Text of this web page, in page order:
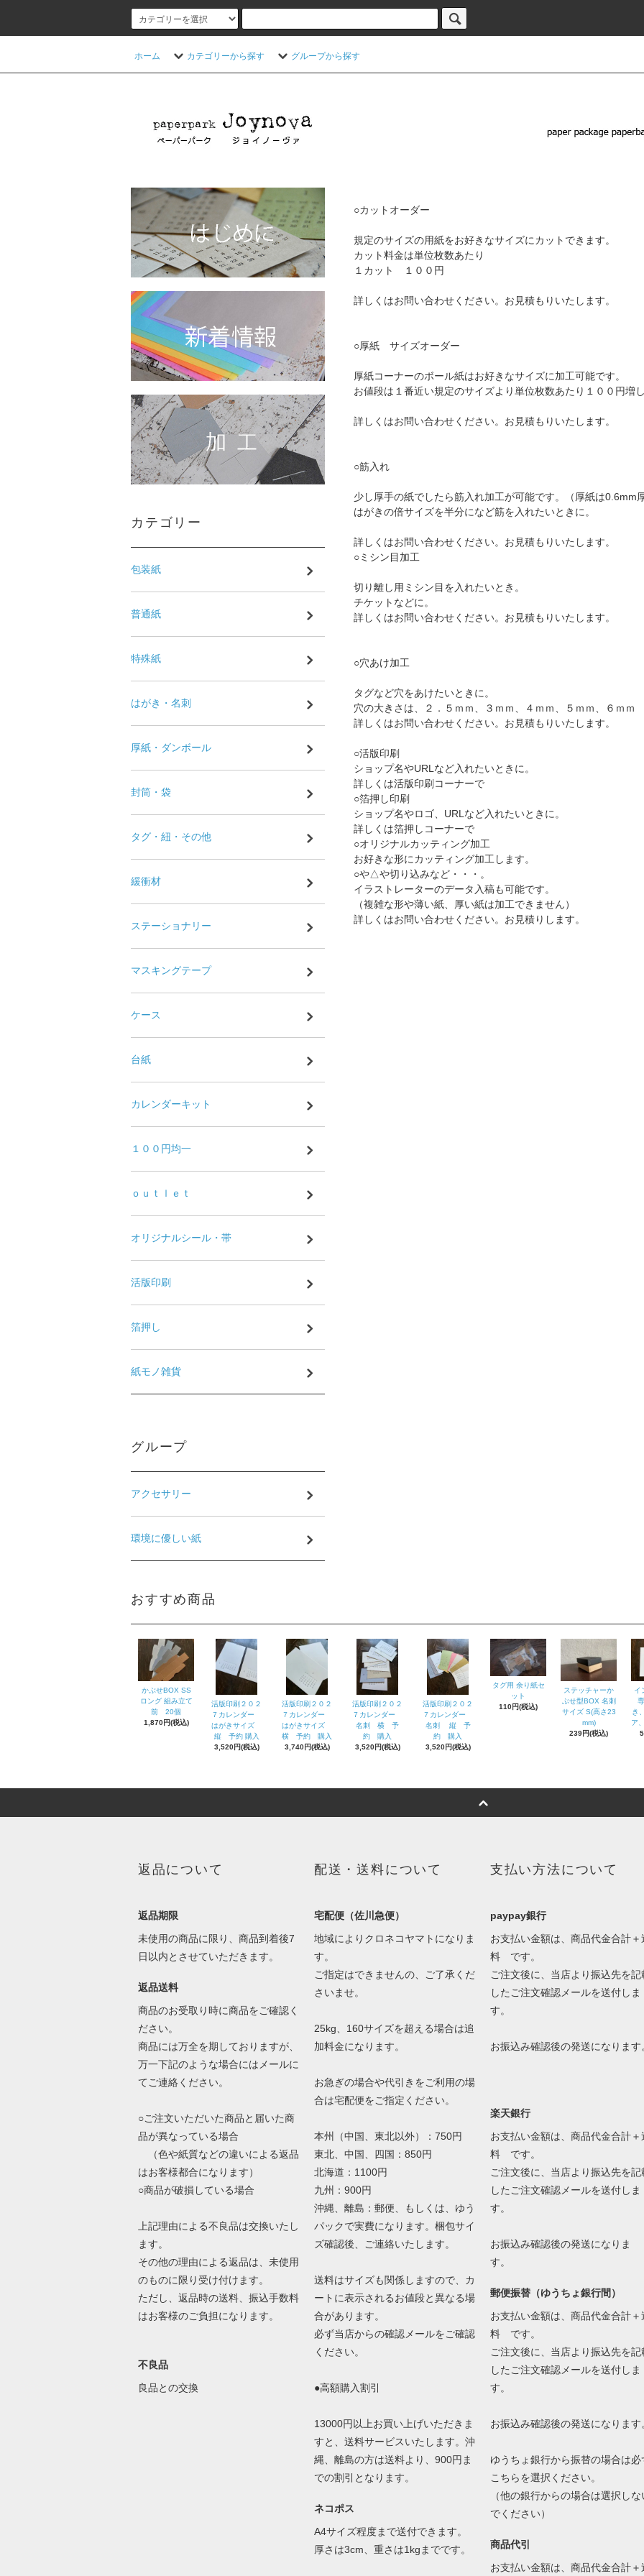
ホーム カテゴリーから探す グループから探す
○カットオーダー
規定のサイズの用紙をお好きなサイズにカットできます。
カット料金は単位枚数あたり
１カット １００円
詳しくはお問い合わせください。お見積もりいたします。
○厚紙 サイズオーダー
厚紙コーナーのボール紙はお好きなサイズに加工可能です。
お値段は１番近い規定のサイズより単位枚数あたり１００円増し
詳しくはお問い合わせください。お見積もりいたします。
○筋入れ
少し厚手の紙でしたら筋入れ加工が可能です。（厚紙は0.6mm厚
はがきの倍サイズを半分になど筋を入れたいときに。
詳しくはお問い合わせください。お見積もりいたします。
○ミシン目加工
切り離し用ミシン目を入れたいとき。
チケットなどに。
詳しくはお問い合わせください。お見積もりいたします。
○穴あけ加工
タグなど穴をあけたいときに。
穴の大きさは、２．５ｍｍ、３ｍｍ、４ｍｍ、５ｍｍ、６ｍｍ
詳しくはお問い合わせください。お見積もりいたします。
○活版印刷
ショップ名やURLなど入れたいときに。
詳しくは活版印刷コーナーで
○箔押し印刷
ショップ名やロゴ、URLなど入れたいときに。
詳しくは箔押しコーナーで
○オリジナルカッティング加工
お好きな形にカッティング加工します。
○や△や切り込みなど・・・。
イラストレーターのデータ入稿も可能です。
（複雑な形や薄い紙、厚い紙は加工できません）
詳しくはお問い合わせください。お見積りします。
カテゴリー
包装紙
普通紙
特殊紙
はがき・名刺
厚紙・ダンボール
封筒・袋
タグ・紐・その他
緩衝材
ステーショナリー
マスキングテープ
ケース
台紙
カレンダーキット
１００円均一
ｏｕｔｌｅｔ
オリジナルシール・帯
活版印刷
箔押し
紙モノ雑貨
グループ
アクセサリー
環境に優しい紙
おすすめ商品
かぶせBOX SS
ロング 組み立て
前 20個
1,870円(税込)
活版印刷２０２
７カレンダー
はがきサイズ
縦 予約 購入
3,520円(税込)
活版印刷２０２
７カレンダー
はがきサイズ
横 予約 購入
3,740円(税込)
活版印刷２０２
７カレンダー
名刺 横 予
約 購入
3,520円(税込)
活版印刷２０２
７カレンダー
名刺 縦 予
約 購入
3,520円(税込)
タグ用 余り紙セ
ット
110円(税込)
ステッチャーか
ぶせ型BOX 名刺
サイズ S(高さ23
mm)
239円(税込)
イ
き
ア
返品について
返品期限
未使用の商品に限り、商品到着後7
日以内とさせていただきます。
返品送料
商品のお受取り時に商品をご確認く
ださい。
商品には万全を期しておりますが、
万一下記のような場合にはメールに
てご連絡ください。
○ご注文いただいた商品と届いた商
品が異なっている場合
（色や紙質などの違いによる返品
はお客様都合になります）
○商品が破損している場合
上記理由による不良品は交換いたし
ます。
その他の理由による返品は、未使用
のものに限り受け付けます。
ただし、返品時の送料、振込手数料
はお客様のご負担になります。
不良品
良品との交換
配送・送料について
宅配便（佐川急便）
地域によりクロネコヤマトになりま
す。
ご指定はできませんの、ご了承くだ
さいませ。
25kg、160サイズを超える場合は追
加料金になります。
お急ぎの場合や代引きをご利用の場
合は宅配便をご指定ください。
本州（中国、東北以外）：750円
東北、中国、四国：850円
北海道：1100円
九州：900円
沖縄、離島：郵便、もしくは、ゆう
パックで実費になります。梱包サイ
ズ確認後、ご連絡いたします。
送料はサイズも関係しますので、カ
ートに表示されるお値段と異なる場
合があります。
必ず当店からの確認メールをご確認
ください。
●高額購入割引
13000円以上お買い上げいただきま
すと、送料サービスいたします。沖
縄、離島の方は送料より、900円ま
での割引となります。
ネコポス
A4サイズ程度まで送付できます。
厚さは3cm、重さは1kgまでです。
支払い方法について
paypay銀行
お支払い金額は、商品代金合計＋
料 です。
ご注文後に、当店より振込先を記
したご注文確認メールを送付しま
す。
お振込み確認後の発送になります
楽天銀行
お支払い金額は、商品代金合計＋
料 です。
ご注文後に、当店より振込先を記
したご注文確認メールを送付しま
す。
お振込み確認後の発送になりま
す。
郵便振替（ゆうちょ銀行間）
お支払い金額は、商品代金合計＋
料 です。
ご注文後に、当店より振込先を記
したご注文確認メールを送付しま
す。
お振込み確認後の発送になります
ゆうちょ銀行から振替の場合は必
こちらを選択ください。
（他の銀行からの場合は選択しな
でください）
商品代引
お支払い金額は、商品代金合計＋